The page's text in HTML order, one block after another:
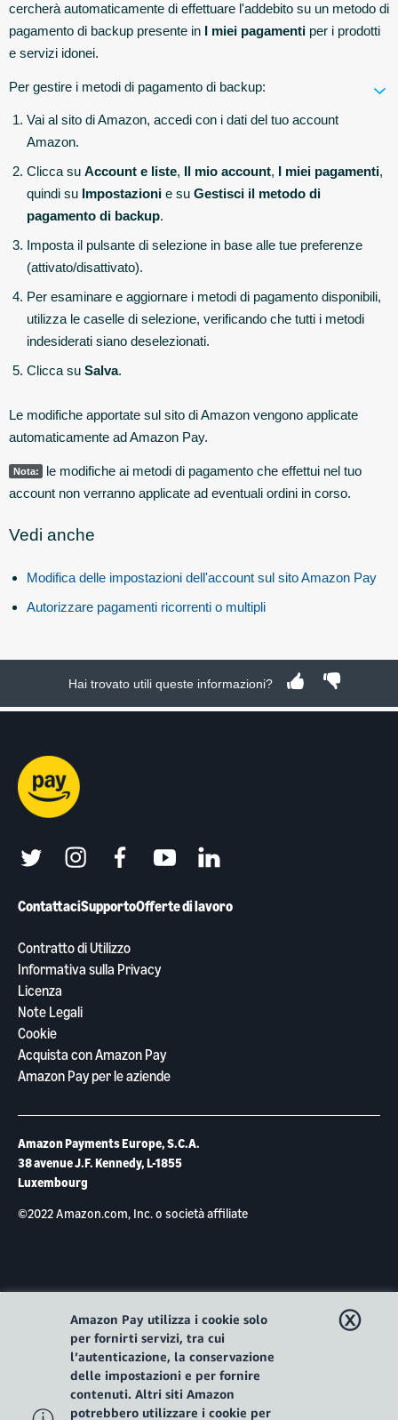
cercherà automaticamente di effettuare l'addebito su un metodo di
pagamento di backup presente in I miei pagamenti per i prodotti
e servizi idonei.
Per gestire i metodi di pagamento di backup:
Vai al sito di Amazon, accedi con i dati del tuo account
Amazon.
Clicca su Account e liste, Il mio account, I miei pagamenti,
quindi su Impostazioni e su Gestisci il metodo di
pagamento di backup.
Imposta il pulsante di selezione in base alle tue preferenze
(attivato/disattivato).
Per esaminare e aggiornare i metodi di pagamento disponibili,
utilizza le caselle di selezione, verificando che tutti i metodi
indesiderati siano deselezionati.
Clicca su Salva.
Le modifiche apportate sul sito di Amazon vengono applicate
automaticamente ad Amazon Pay.
Nota:
le modifiche ai metodi di pagamento che effettui nel tuo
account non verranno applicate ad eventuali ordini in corso.
Vedi anche
Modifica delle impostazioni dell'account sul sito Amazon Pay
Autorizzare pagamenti ricorrenti o multipli
Hai trovato utili queste informazioni?
ContattaciSupportoOfferte di lavoro
Contratto di Utilizzo
Informativa sulla Privacy
Licenza
Note Legali
Cookie
Acquista con Amazon Pay
Amazon Pay per le aziende
twitter instagramfacebookyoutubelinkedin
Amazon Payments Europe, S.C.A.
38 avenue J.F. Kennedy, L-1855
Luxembourg
©2022 Amazon.com, Inc. o società affiliate
Amazon Pay utilizza i cookie solo
per fornirti servizi, tra cui
l’autenticazione, la conservazione
delle impostazioni e per fornire
contenuti. Altri siti Amazon
potrebbero utilizzare i cookie per
ⓧ